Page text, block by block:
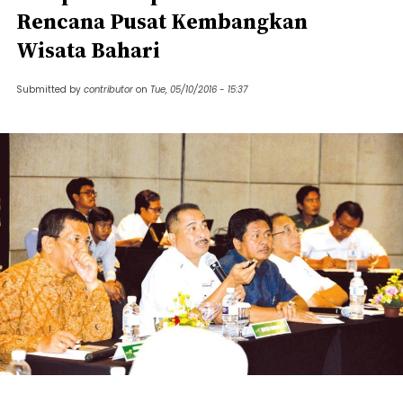
Rencana Pusat Kembangkan
Wisata Bahari
Submitted by contributor on Tue, 05/10/2016 - 15:37